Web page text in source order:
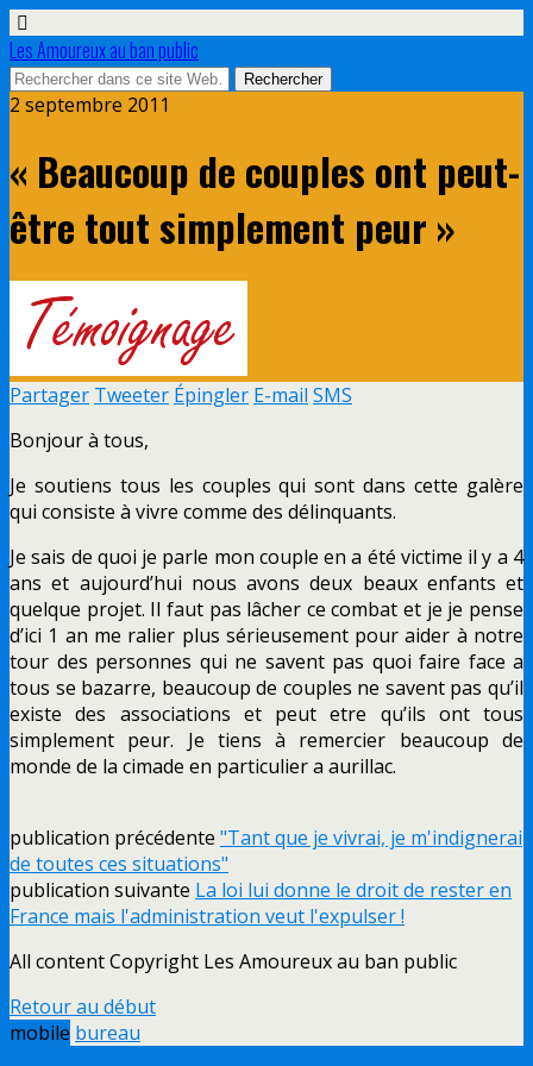
Les Amoureux au ban public
2 septembre 2011
« Beaucoup de couples ont peut-
être tout simplement peur »
Partager Tweeter Épingler E-mail SMS
Bonjour à tous,
Je soutiens tous les couples qui sont dans cette galère
qui consiste à vivre comme des délinquants.
Je sais de quoi je parle mon couple en a été victime il y a 4
ans et aujourd’hui nous avons deux beaux enfants et
quelque projet. Il faut pas lâcher ce combat et je je pense
d’ici 1 an me ralier plus sérieusement pour aider à notre
tour des personnes qui ne savent pas quoi faire face a
tous se bazarre, beaucoup de couples ne savent pas qu’il
existe des associations et peut etre qu’ils ont tous
simplement peur. Je tiens à remercier beaucoup de
monde de la cimade en particulier a aurillac.
publication précédente "Tant que je vivrai, je m'indignerai
de toutes ces situations"
publication suivante La loi lui donne le droit de rester en
France mais l'administration veut l'expulser !
All content Copyright Les Amoureux au ban public
Retour au début
mobile bureau